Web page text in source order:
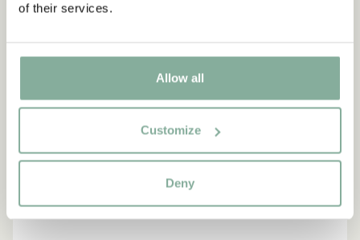
of their services.
Allow all
Customize
Deny